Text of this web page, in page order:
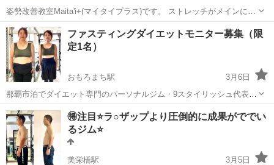
姿勢改善教室Maita'i+(マイタイプラス)です。 ストレッチがメインにな
りますので、動き易い服装でお越しください。 姿勢改善アドバイザー
の資格を持ちタヒチアンダンス教室主宰のヴァイヒ ティヒトミが日頃
の生活に...
沖縄 那覇市 その他
ファスティングダイエットモニター募集（限
定1名）
おもろまち駅
3月6日
那覇市泊でダイエット専門のパーソナルジム・9スタイリッシュ代表の
荻野です。 現在3月のダイエットモニターを募集しています。 スタ
イリッシュは、遺伝子検査、肝もみ。ファスティング（断食）とスー
パーサーキットトレーニングを...
沖縄 那覇市 おもろまち駅 その他 ファスティング
🉐注目⭐️ラ○ザップより圧倒的に成果がででい
るジム⭐️
美栄橋駅
3月5日